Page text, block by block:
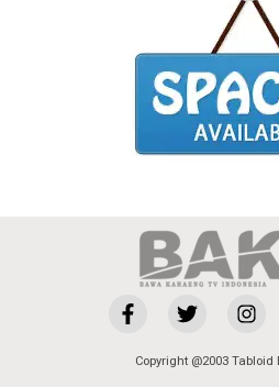
Copyright @2003